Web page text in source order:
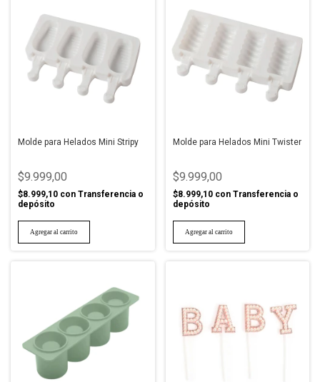
Molde para Helados Mini Stripy
$9.999,00
$8.999,10 con Transferencia o
depósito
Molde para Helados Mini Twister
$9.999,00
$8.999,10 con Transferencia o
depósito